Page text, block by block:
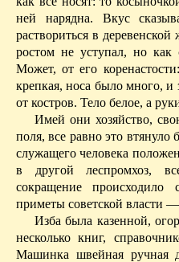
ней нарядна. Вкус
раствориться в
ростом не уступал, но
Может, от его
крепкая, носа было много, и
от костров. Тело белое, а
Имей они хозяйство,
поля, все равно это
служащего человека
в другой лес­промхоз,
сокращение
приметы советской власти
Изба была казенной,
несколько книг,
Машинка швейная ручная